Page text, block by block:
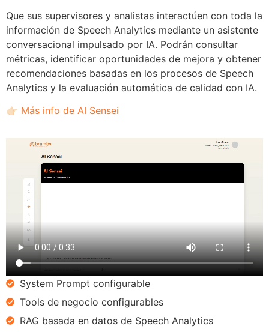
Que sus supervisores y analistas interactúen con toda la
información de Speech Analytics mediante un asistente
conversacional impulsado por IA. Podrán consultar
métricas, identificar oportunidades de mejora y obtener
recomendaciones basadas en los procesos de Speech
Analytics y la evaluación automática de calidad con IA.
👉🏻 Más info de AI Sensei
System Prompt configurable
Tools de negocio configurables
RAG basada en datos de Speech Analytics